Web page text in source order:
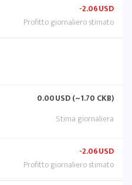
-2.06USD
0.00USD (~1.70 CKB)
-2.06USD